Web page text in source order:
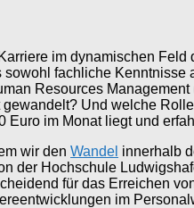
im dynamischen
fachliche
Resources
Und welche
Euro im Monat liegt und
wir den Wandel innerhalb
der Hochschule
für das Erreichen
im